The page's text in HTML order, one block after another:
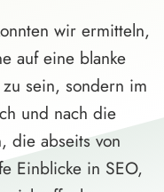
wir ermitteln,
auf eine blanke
sein, sondern im
und nach die
die abseits von
Einblicke in SEO,